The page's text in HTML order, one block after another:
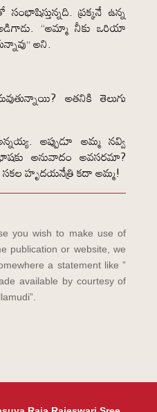
ప్రక్కనే ఉన్న
“అమ్మా నీకు ఒరియా
అని.
అతనికి తెలుగు
అప్పుడూ అమ్మ నవ్వి
అనువాదం అవసరమా?
హృదయనేత్రి కదా అమ్మ!
you wish to make use of
publication or website, we
a statement like ”
available by courtesy of